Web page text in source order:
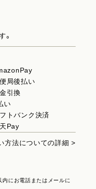
。
局後払い
引換
い
トバンク決済
Pay
方法についての詳細 >
にお電話またはメールに